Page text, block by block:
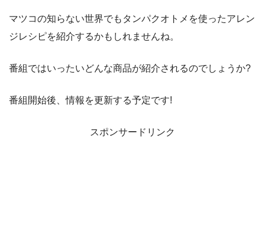
マツコの知らない世界でもタンパクオトメを使ったアレン
ジレシピを紹介するかもしれませんね。
番組ではいったいどんな商品が紹介されるのでしょうか?
番組開始後、情報を更新する予定です!
スポンサードリンク